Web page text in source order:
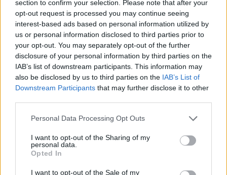
section to confirm your selection. Please note that after your
opt-out request is processed you may continue seeing
interest-based ads based on personal information utilized by
us or personal information disclosed to third parties prior to
your opt-out. You may separately opt-out of the further
disclosure of your personal information by third parties on the
IAB’s list of downstream participants. This information may
also be disclosed by us to third parties on the IAB’s List of
Downstream Participants that may further disclose it to other
Please note that this website/app uses one or more Google
not limited to your visit or usage behaviour. You may click to
grant or deny consent to Google and its third-party tags to
use your data for below specified purposes in below Google
consent section.
Personal Data Processing Opt Outs
I want to opt-out of the Sharing of my
personal data.
Opted In
I want to opt-out of the Sale of my
Indispensabile nell'Igiene
Assistenziale e Dentale
L'Importanza dell'Igiene e della Protezione: I Bavagli
Monouso Impermeabili con Tasca Nel...
Benda Flebologica Bielastica
Benda Flebologica Bielastica: Soluzione
Efficace per il Bendaggio Compressivo
La Benda Flebologica...
Che cos'è il disinfettante in polvere
Peracetico? Utilità, Scopi, e
Importanza
Disinfettante in polvere Peracetico La pulizia e la